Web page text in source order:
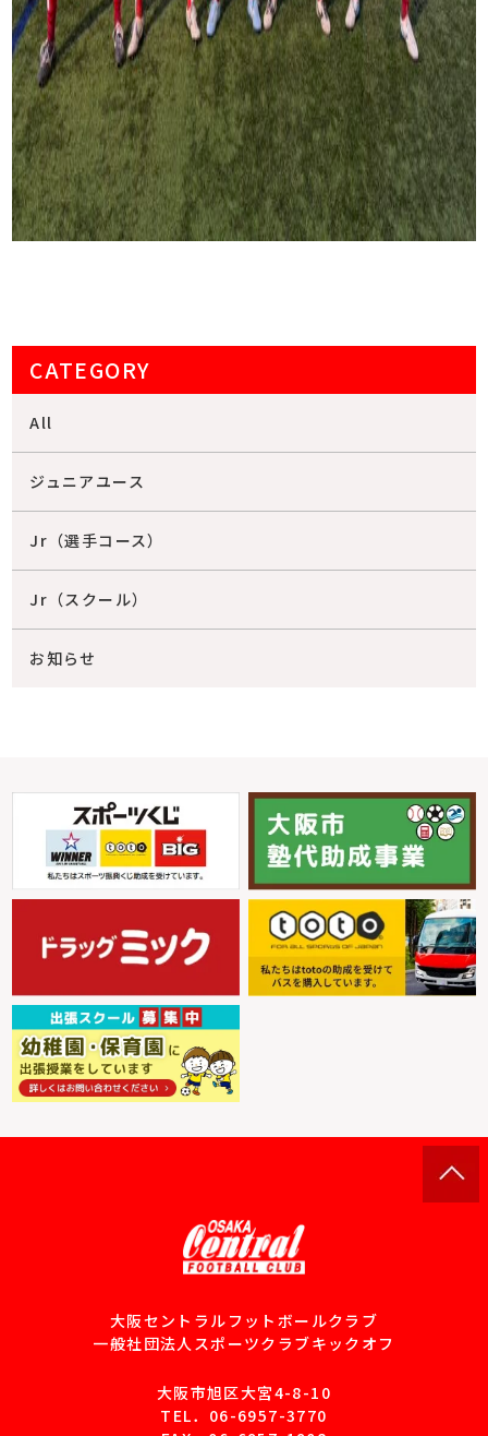
CATEGORY
All
ジュニアユース
Jr（選手コース）
Jr（スクール）
お知らせ
大阪セントラルフットボールクラブ
一般社団法人スポーツクラブキックオフ
大阪市旭区大宮4-8-10
TEL． 06-6957-3770